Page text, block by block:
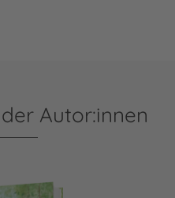
Autor:innen